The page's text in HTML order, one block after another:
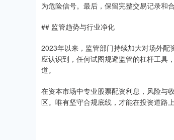
为危险信号。最后，保留完整交易记录和
## 监管趋势与行业净化
2023年以来，监管部门持续加大对场外
应认识到，任何试图规避监管的杠杆工具
道。
在资本市场中专业股票配资利息，风险与
区。唯有坚守合规底线，才能在投资道路